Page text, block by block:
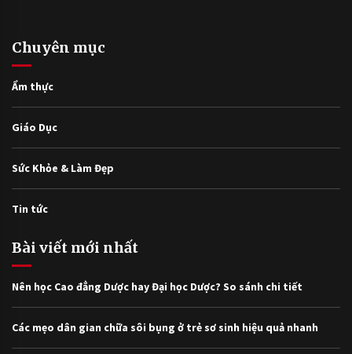
Chuyên mục
Ẩm thực
Giáo Dục
Sức Khỏe & Làm Đẹp
Tin tức
Bài viết mới nhất
Nên học Cao đẳng Dược hay Đại học Dược? So sánh chi tiết
Các mẹo dân gian chữa sôi bụng ở trẻ sơ sinh hiệu quả nhanh